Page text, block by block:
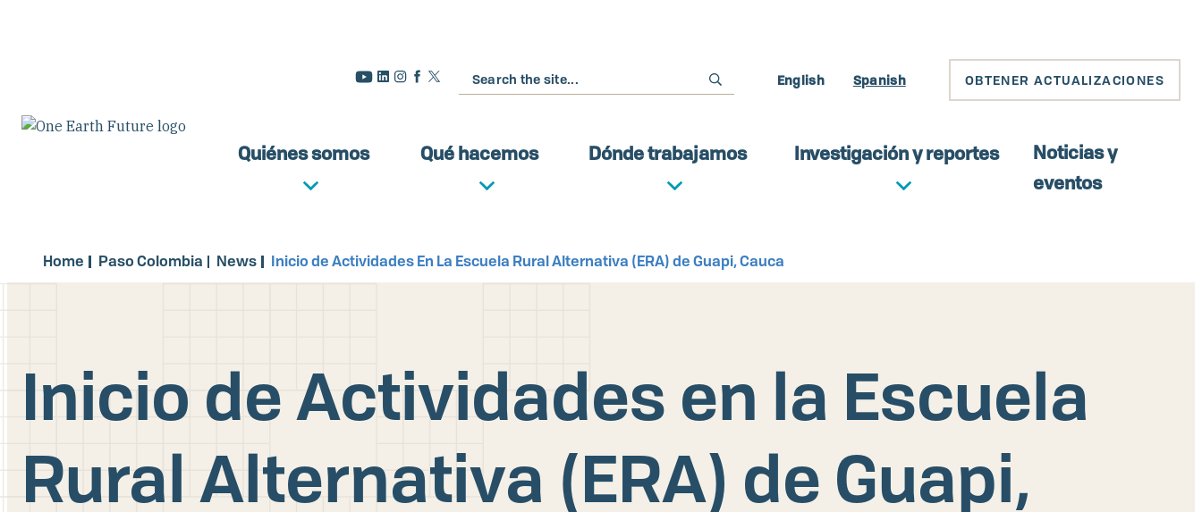
Buscar English Spanish OBTENER ACTUALIZACIONES
Quiénes somos Qué hacemos Dónde trabajamos Investigación y reportes
Noticias y
eventos
Home Paso Colombia News Inicio de Actividades En La Escuela Rural Alternativa (ERA) de Guapi, Cauca
Inicio de Actividades en la Escuela
Rural Alternativa (ERA) de Guapi,